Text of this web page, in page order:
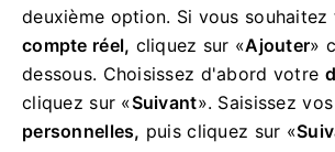
deuxième option. Si vous souhaitez
compte réel, cliquez sur «Ajouter»
dessous. Choisissez d'abord votre
cliquez sur «Suivant». Saisissez vos
personnelles, puis cliquez sur «